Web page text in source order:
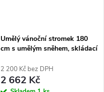
Umělý vánoční stromek 180
cm s umělým sněhem, skládací
vánoční dekorace v zelené
barvě
2 200 Kč bez DPH
2 662 Kč